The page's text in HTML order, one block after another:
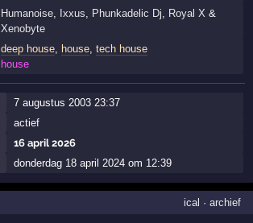
Humanoise, Ixxus Phunkadelic Dj Royal X &
Xenobyte
deep house, house, tech house
house
7 augustus 2003 23:37
actief
16 april 2026
donderdag 18 april 2024 om 12:39
ical · archief